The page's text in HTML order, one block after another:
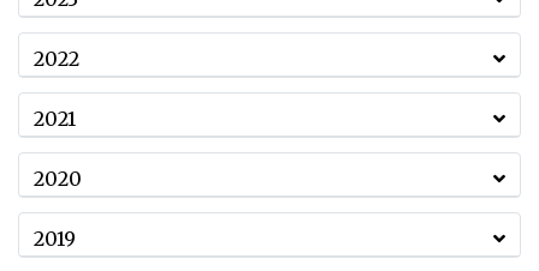
2022
2021
2020
2019